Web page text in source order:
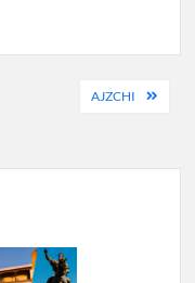
AJZCHI